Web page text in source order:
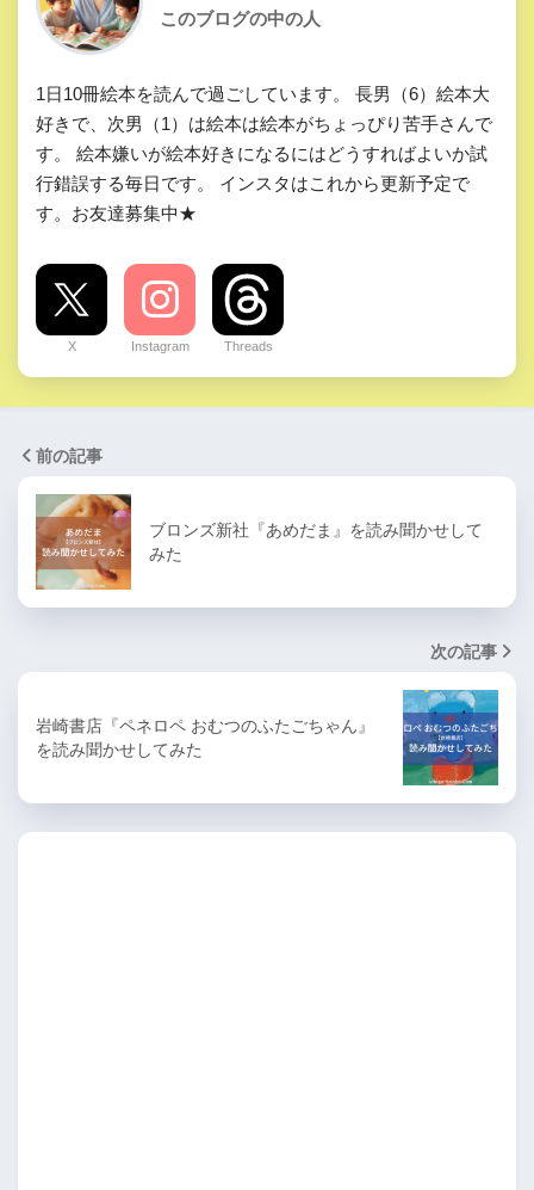
このブログの中の人
1日10冊絵本を読んで過ごしています。 長男（6）絵本大
好きで、次男（1）は絵本は絵本がちょっぴり苦手さんで
す。 絵本嫌いが絵本好きになるにはどうすればよいか試
行錯誤する毎日です。 インスタはこれから更新予定で
す。お友達募集中★
X Instagram Threads
前の記事
ブロンズ新社『あめだま』を読み聞かせして
みた
次の記事
岩崎書店『ペネロペ おむつのふたごちゃん』
を読み聞かせしてみた